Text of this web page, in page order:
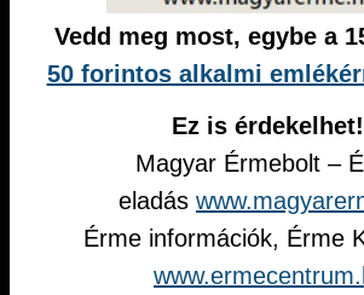
Vedd meg most, egybe a
50 forintos alkalmi
Ez is érdekelhet!
Magyar Érmebolt –
eladás
Érme információk, Érme